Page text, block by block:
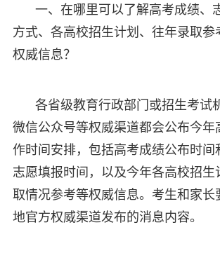
一、在哪里可以了解高考成绩、
方式、各高校招生计划、往年录取参
权威信息？
各省级教育行政部门或招生考试
微信公众号等权威渠道都会公布今年
作时间安排，包括高考成绩公布时间
志愿填报时间，以及今年各高校招生
取情况参考等权威信息。考生和家长
地官方权威渠道发布的消息内容。